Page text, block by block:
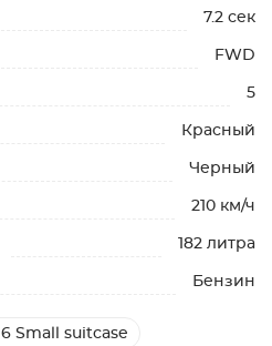
7.2 сек
FWD
5
Красный
Черный
210 км/ч
182 литра
Бензин
6 Small suitcase